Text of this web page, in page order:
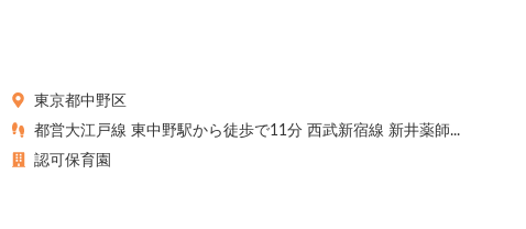
東京都中野区
都営大江戸線 東中野駅から徒歩で11分 西武新宿線 新井薬師...
認可保育園